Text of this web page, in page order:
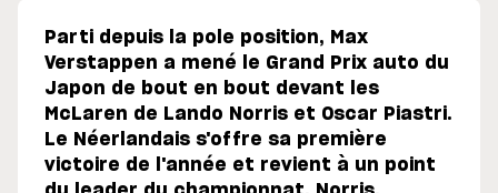
Parti depuis la pole position, Max
Verstappen a mené le Grand Prix auto du
Japon de bout en bout devant les
McLaren de Lando Norris et Oscar Piastri.
Le Néerlandais s'offre sa première
victoire de l'année et revient à un point